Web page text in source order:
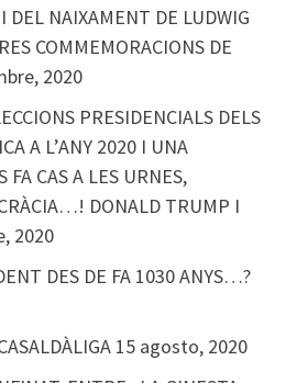
DEL NAIXAMENT DE LUDWIG
COMMEMORACIONS DE
2020
PRESIDENCIALS DELS
A L’ANY 2020 I UNA
FA CAS A LES URNES,
DONALD TRUMP I
2020
DES DE FA 1030 ANYS…?
15 agosto, 2020